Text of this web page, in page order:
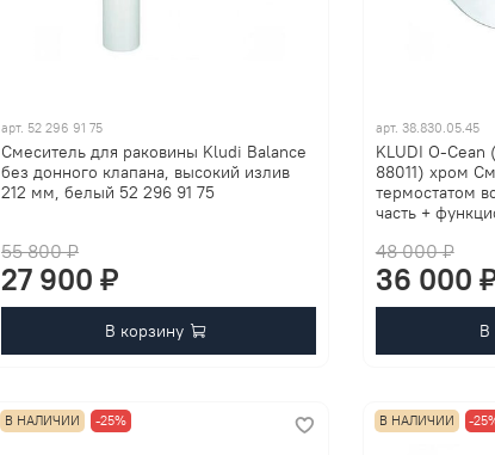
арт. 52 296 91 75
Смеситель для раковины Kludi Balance
без донного клапана, высокий излив
212 мм, белый 52 296 91 75
55 800 ₽
27 900 ₽
В корзину
арт. 38.830.05.45
KLUDI O-
88011) хром
термостатом
часть +
48 000 ₽
36 000
В
В НАЛИЧИИ -25% В НАЛИЧИИ -